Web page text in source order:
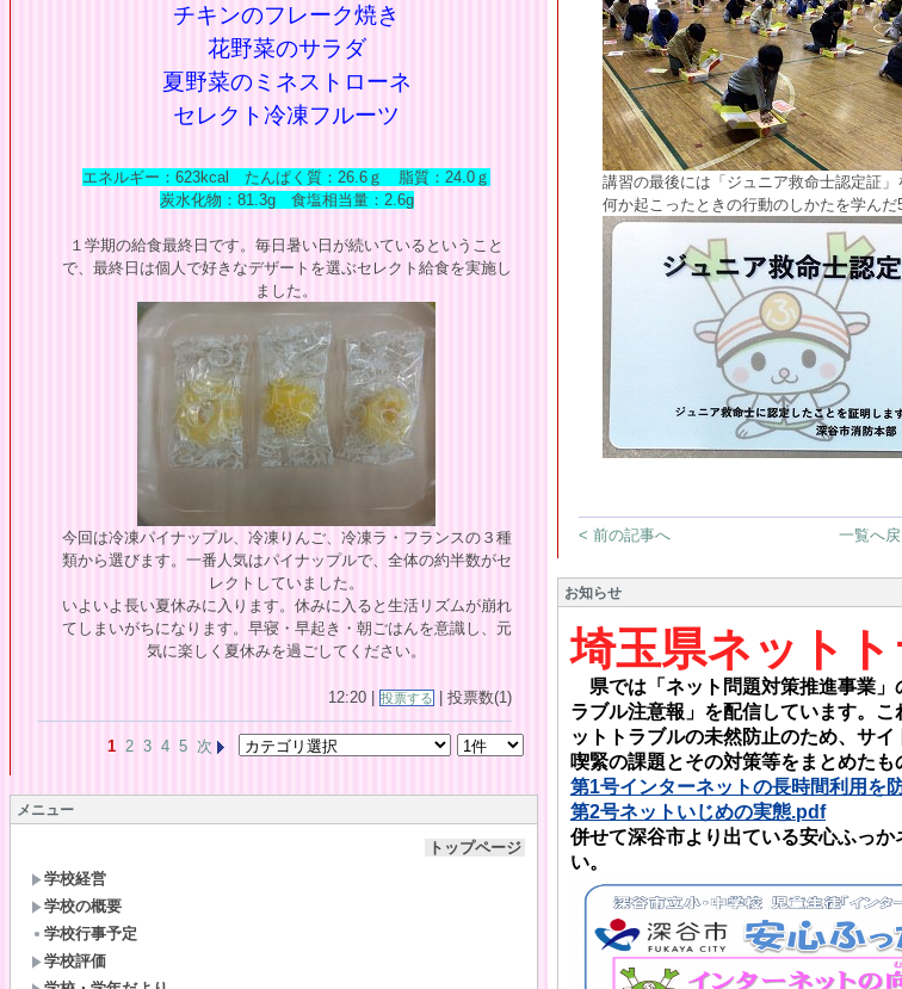
チキンのフレーク焼き
花野菜のサラダ
夏野菜のミネストローネ
セレクト冷凍フルーツ
エネルギー：623kcal たんぱく質：26.6ｇ 脂質：24.0ｇ
炭水化物：81.3g 食塩相当量：2.6g
１学期の給食最終日です。毎日暑い日が続いているということ
で、最終日は個人で好きなデザートを選ぶセレクト給食を実施し
ました。
今回は冷凍パイナップル、冷凍りんご、冷凍ラ・フランスの３種
類から選びます。一番人気はパイナップルで、全体の約半数がセ
レクトしていました。
いよいよ長い夏休みに入ります。休みに入ると生活リズムが崩れ
てしまいがちになります。早寝・早起き・朝ごはんを意識し、元
気に楽しく夏休みを過ごしてください。
12:20 | 投票する | 投票数(1)
1 2 3 4 5 次
メニュー
トップページ
学校経営
学校の概要
学校行事予定
学校評価
講習の最後には「ジュニア救命士認定証」
何か起こったときの行動のしかたを学んだ
< 前の記事へ 一覧へ
お知らせ
埼玉県ネット
県では「ネット問題対策推進事業」
ラブル注意報」を配信しています。
ットトラブルの未然防止のため、サ
喫緊の課題とその対策等をまとめたも
第1号インターネットの長時間利用を
第2号ネットいじめの実態.pdf
併せて深谷市より出ている安心ふっ
い。